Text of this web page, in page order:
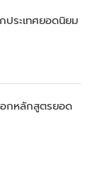
ประเทศยอดนิยม
อกหลักสูตรยอด